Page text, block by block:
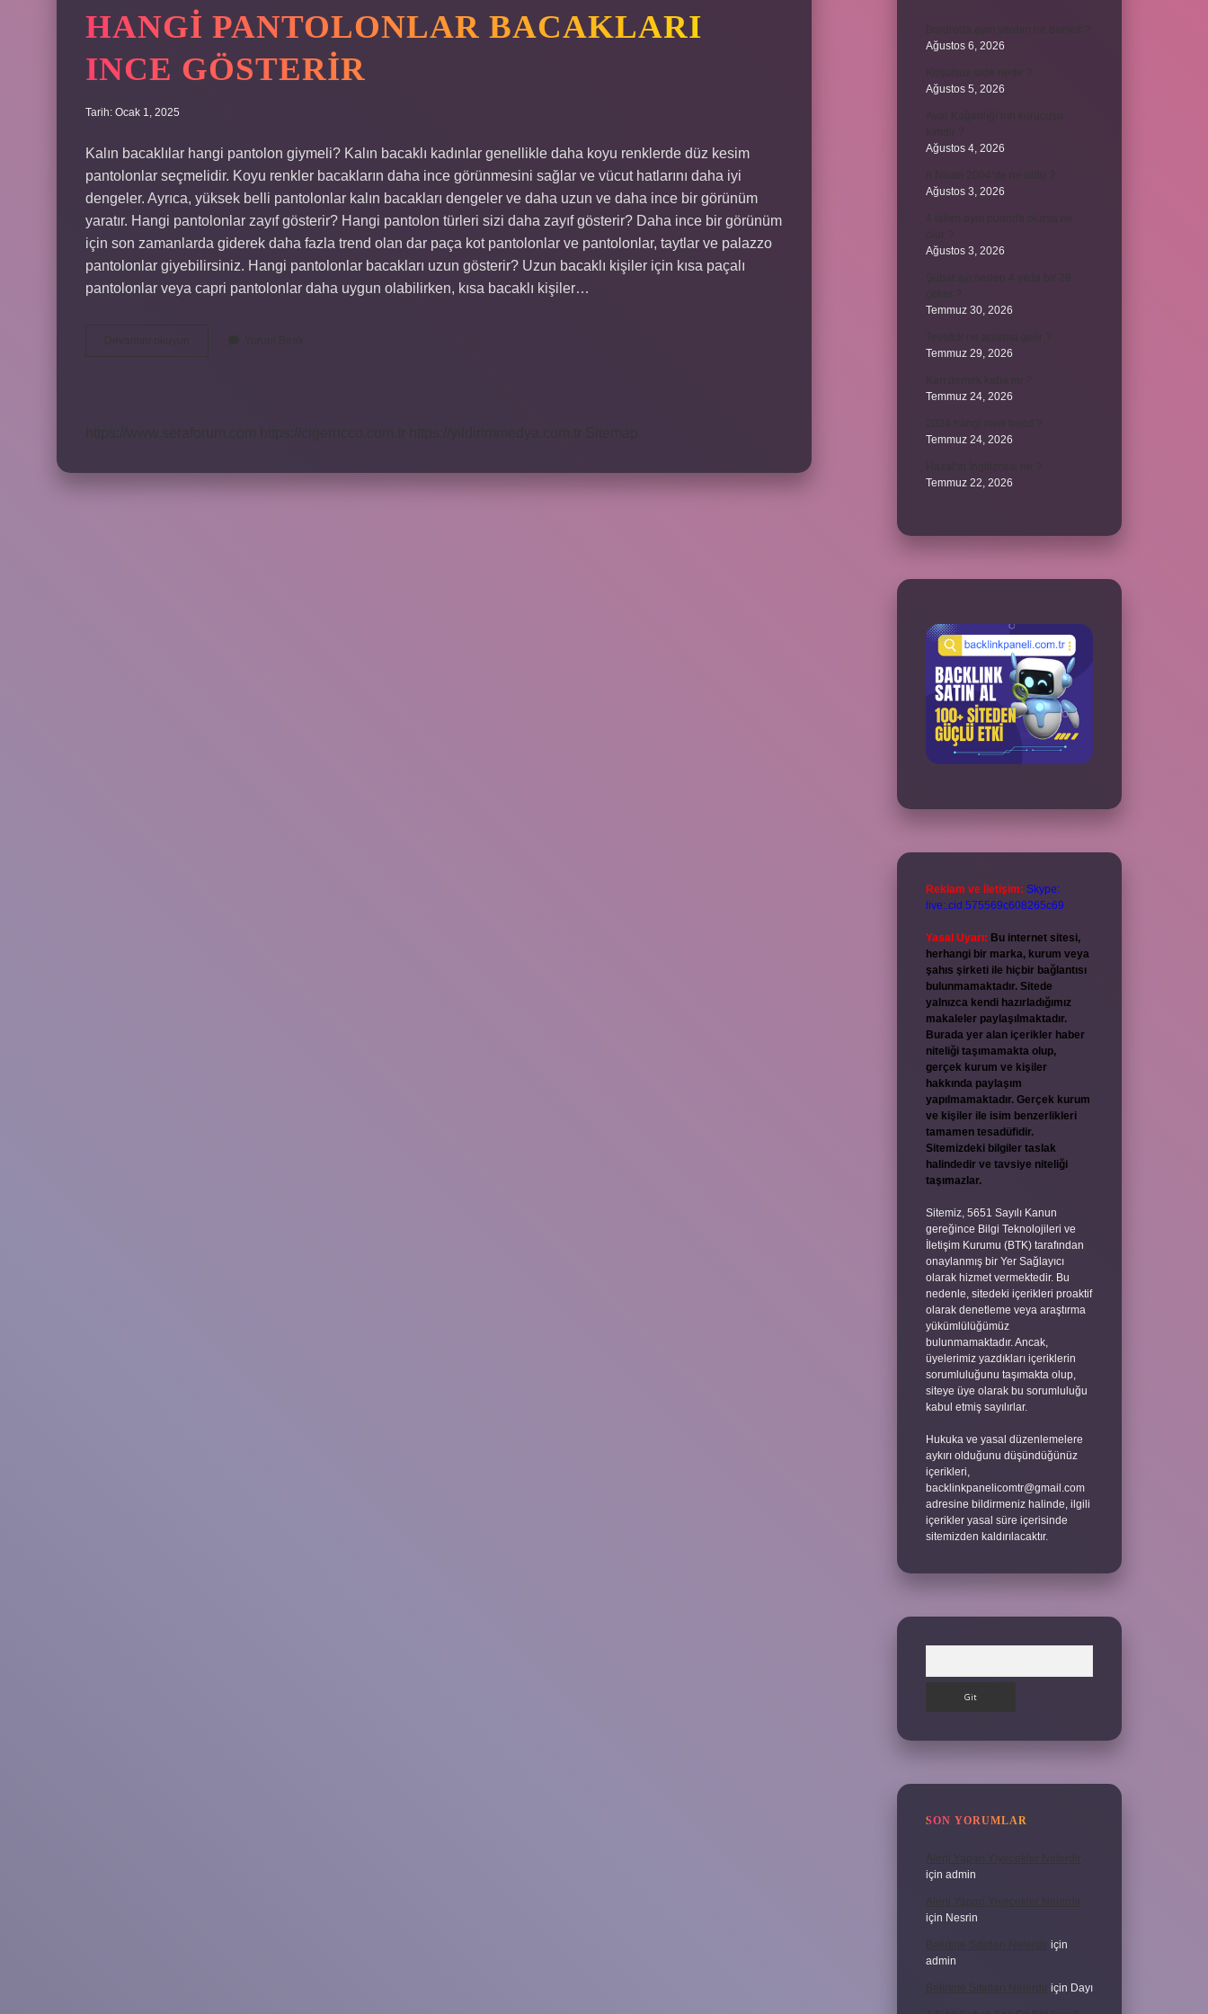
HANGI PANTOLONLAR BACAKLARI
INCE GÖSTERIR
Tarih: Ocak 1, 2025
Kalın bacaklılar hangi pantolon giymeli? Kalın bacaklı kadınlar genellikle daha koyu renklerde düz kesim
pantolonlar seçmelidir. Koyu renkler bacakların daha ince görünmesini sağlar ve vücut hatlarını daha iyi
dengeler. Ayrıca, yüksek belli pantolonlar kalın bacakları dengeler ve daha uzun ve daha ince bir görünüm
yaratır. Hangi pantolonlar zayıf gösterir? Hangi pantolon türleri sizi daha zayıf gösterir? Daha ince bir görünüm
için son zamanlarda giderek daha fazla trend olan dar paça kot pantolonlar ve pantolonlar, taytlar ve palazzo
pantolonlar giyebilirsiniz. Hangi pantolonlar bacakları uzun gösterir? Uzun bacaklı kişiler için kısa paçalı
pantolonlar veya capri pantolonlar daha uygun olabilirken, kısa bacaklı kişiler…
Ağustos 6, 2026
Ağustos 5, 2026
Ağustos 4, 2026
Ağustos 3, 2026
Ağustos 3, 2026
Temmuz 30, 2026
Temmuz 29, 2026
Temmuz 24, 2026
Temmuz 24, 2026
Temmuz 22, 2026
Reklam ve İletişim: Skype:
live:.cid.575569c608265c69
Yasal Uyarı: Bu internet sitesi,
herhangi bir marka, kurum veya
şahıs şirketi ile hiçbir bağlantısı
bulunmamaktadır. Sitede
yalnızca kendi hazırladığımız
makaleler paylaşılmaktadır.
Burada yer alan içerikler haber
niteliği taşımamakta olup,
gerçek kurum ve kişiler
hakkında paylaşım
yapılmamaktadır. Gerçek kurum
ve kişiler ile isim benzerlikleri
tamamen tesadüfidir.
Sitemizdeki bilgiler taslak
halindedir ve tavsiye niteliği
taşımazlar.
Sitemiz, 5651 Sayılı Kanun
gereğince Bilgi Teknolojileri ve
İletişim Kurumu (BTK) tarafından
onaylanmış bir Yer Sağlayıcı
olarak hizmet vermektedir. Bu
nedenle, sitedeki içerikleri proaktif
olarak denetleme veya araştırma
yükümlülüğümüz
bulunmamaktadır. Ancak,
üyelerimiz yazdıkları içeriklerin
sorumluluğunu taşımakta olup,
siteye üye olarak bu sorumluluğu
kabul etmiş sayılırlar.
Hukuka ve yasal düzenlemelere
aykırı olduğunu düşündüğünüz
içerikleri,
backlinkpanelicomtr@gmail.com
adresine bildirmeniz halinde, ilgili
içerikler yasal süre içerisinde
sitemizden kaldırılacaktır.
SON YORUMLAR
Alerji Yapan Yiyecekler Nelerdir
için admin
Alerji Yapan Yiyecekler Nelerdir
için Nesrin
Belirtme Sıfatları Nelerdir için
admin
Belirtme Sıfatları Nelerdir için Dayı